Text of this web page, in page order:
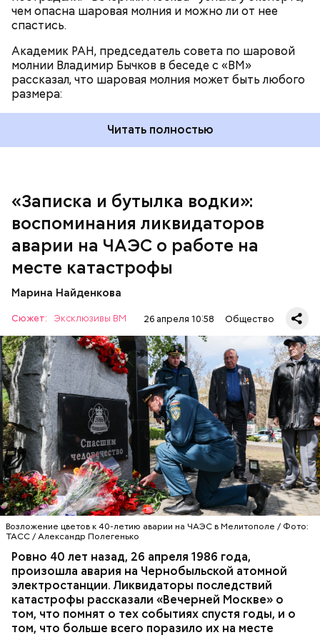
чем опасна шаровая молния и можно ли от нее
спастись.
Академик РАН, председатель совета по шаровой
молнии Владимир Бычков в беседе с «ВМ»
рассказал, что шаровая молния может быть любого
размера:
Читать полностью
«Записка и бутылка водки»:
воспоминания ликвидаторов
аварии на ЧАЭС о работе на
месте катастрофы
Марина Найденкова
Сюжет: Эксклюзивы ВМ 26 апреля 10:58 Общество
Возложение цветов к 40-летию аварии на ЧАЭС в Мелитополе / Фото:
ТАСС / Александр Полегенько
Ровно 40 лет назад, 26 апреля 1986 года,
произошла авария на Чернобыльской атомной
электростанции. Ликвидаторы последствий
катастрофы рассказали «Вечерней Москве» о
том, что помнят о тех событиях спустя годы, и о
том, что больше всего поразило их на месте
Специалист гражданской обороны Московского
авиацентра Владимир Макеев в 1986 году служил в
Киеве в отдельном механизированном полку
гражданской обороны. На тот момент, когда
произошла авария на Чернобыльской атомной
станции, ему было 26 лет.
транспорт. Привезли в полк. Построились. Сказали,
что произошло. Создали мобильный отряд. Через
несколько часов мы направились в сторону
Чернобыля, — вспоминает Макеев.
АВАРИИ ЧЕРНОБЫЛЬ ИСТОРИЯ
Как гласит предание, совершая паломничество в
Иерусалим, Николай Чудотворец по просьбе
отчаявшихся путников молитвой успокоил
разбушевавшееся море.
А еще, удержав меч палача, святой Николай спас от
смерти трех мужей, невинно осужденных
корыстолюбивым градоначальником.
За свою земную жизнь он совершил множество
добрых дел во славу Божию.